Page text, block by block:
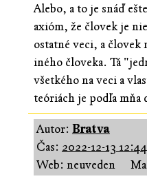
Alebo, a to je snáď
axióm, že človek je
ostatné veci, a človek
iného človeka. Tá
všetkého na veci a
teóriách je podľa mňa
Autor: Bratva
Čas: 2022-12-13
Web: neuveden